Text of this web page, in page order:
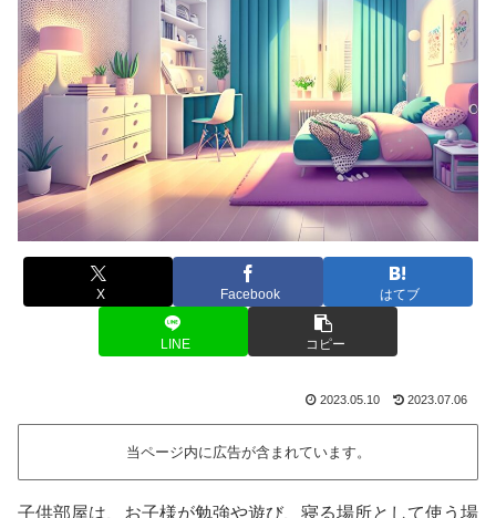
X Facebook はてブ
LINE コピー
2023.05.10 2023.07.06
当ページ内に広告が含まれています。
子供部屋は、お子様が勉強や遊び、寝る場所として使う場